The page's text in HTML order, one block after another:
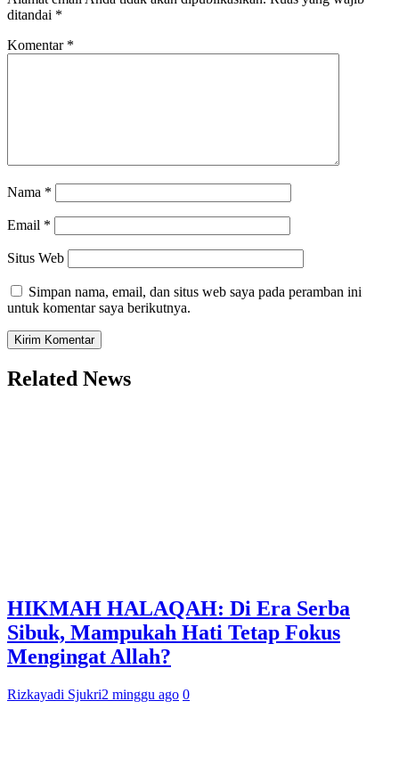
ditandai *
Komentar *
Nama *
Email *
Situs Web
Simpan nama, email, dan situs web saya pada peramban ini
untuk komentar saya berikutnya.
Related News
HIKMAH HALAQAH: Di Era Serba
Sibuk, Mampukah Hati Tetap Fokus
Mengingat Allah?
Rizkayadi Sjukri2 minggu ago 0